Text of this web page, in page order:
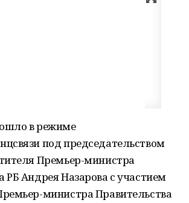
в режиме
под председательством
Премьер-министра
РБ Андрея Назарова с участием
министра Правительства